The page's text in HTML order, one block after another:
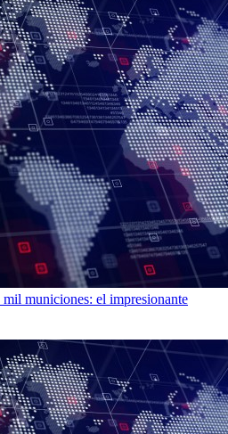
municiones: el impresionante